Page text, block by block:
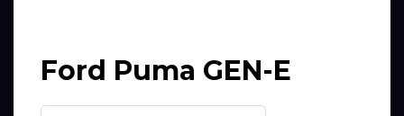
Ford Puma GEN-E